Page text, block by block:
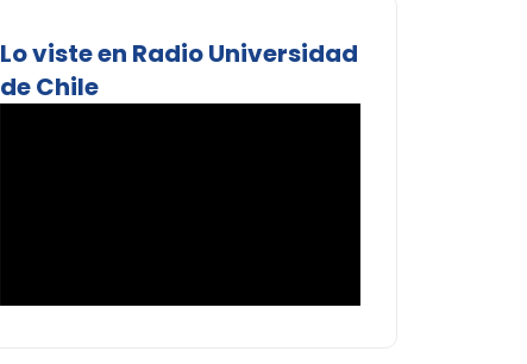
Lo viste en Radio Universidad
de Chile